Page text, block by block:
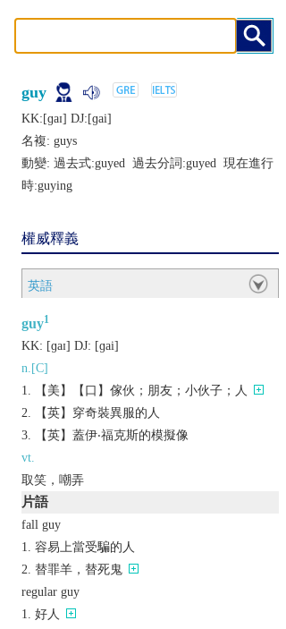
guy
KK:[ɡaɪ] DJ:[ɡai]
名複: guys
動變: 過去式:guyed 過去分詞:guyed 現在進行
時:guying
權威釋義
英語
guy1
KK: [ɡaɪ] DJ: [ɡai]
n.[C]
【美】【口】傢伙；朋友；小伙子；人
【英】穿奇裝異服的人
【英】蓋伊‧福克斯的模擬像
vt.
取笑，嘲弄
片語
fall guy
容易上當受騙的人
替罪羊，替死鬼
regular guy
好人